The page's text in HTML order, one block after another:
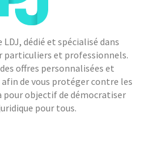
dédié et spécialisé dans
particuliers et professionnels.
offres personnalisées et
de vous protéger contre les
pour objectif de démocratiser
pour tous.